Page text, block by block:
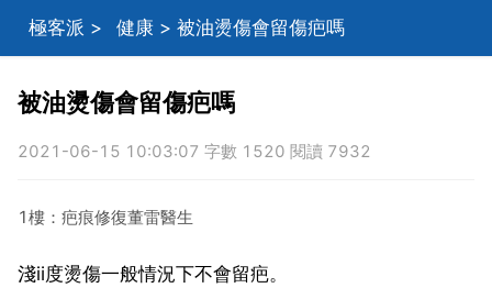
極客派 > 健康 > 被油燙傷會留傷疤嗎
被油燙傷會留傷疤嗎
2021-06-15 10:03:07 字數 1520 閱讀 7932
1樓：疤痕修復董雷醫生
淺ⅱ度燙傷一般情況下不會留疤。